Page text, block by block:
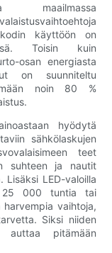
maailmassa
kodin käyttöön on
Toisin kuin
osan energiasta
on suunniteltu
noin 80 %
​​hyödytä
sähkölaskujen
teet
suhteen ja nautit
Lisäksi LED-valoilla
25 000 tuntia tai
vaihtoja,
Siksi niiden
auttaa pitämään